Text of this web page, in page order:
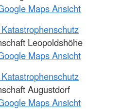
Maps Ansicht
Leopoldshöhe
Maps Ansicht
Augustdorf
Maps Ansicht